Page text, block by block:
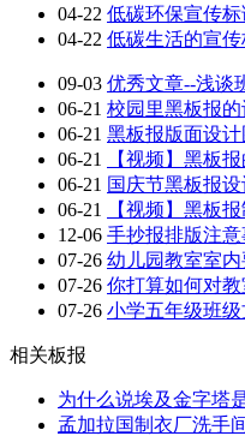
04-22 低碳环保宣传标
04-22 低碳生活的宣
09-03 优秀文章--浅谈
06-21 校园里黑板报
06-21 黑板报版面设
06-21
【视频】黑板
06-21 国庆节黑板报
06-21
【视频】黑板
12-06 手抄报排版注意
07-26 幼儿园教室室
07-26 你打算如何对教
07-26 小学五年级班
相关板报
为什么说埃及金字塔
孟加拉国制衣厂洗手